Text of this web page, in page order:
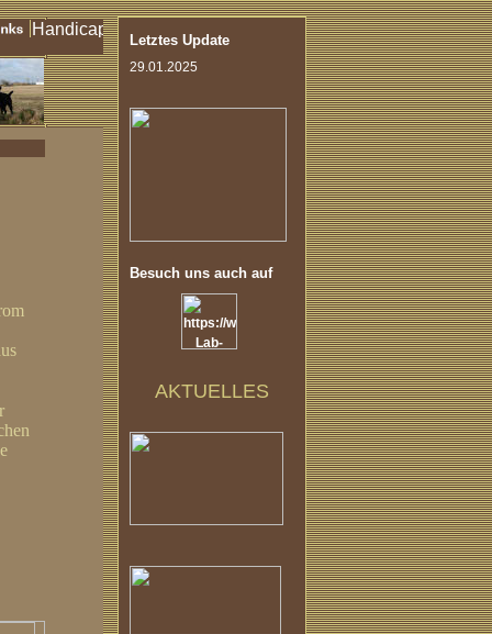
Letztes Update
29.01.2025
Besuch uns auch auf
AKTUELLES